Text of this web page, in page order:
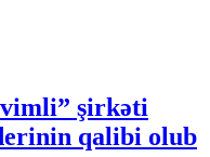
şirkəti
qalibi olub